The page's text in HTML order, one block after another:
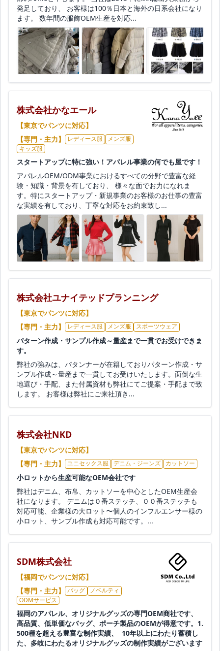
発足しており、 お客様は100％日本と海外の日系会社になり
ます。 数年間の服飾OEM生産を対応...
株式会社かなエール
【東京でパンツに対応】
【専門・主力】
レディース服
メンズ服
キッズ服
スタートアップに特に強い！アパレル事業の何でも屋です！
アパレルOEM/ODM事業におけるすべての分野で豊富な経
験・知識・背景を有しており、 様々な面でお力になれま
す。特にスタートアップ・新規事業のお客様のお仕事の豊富
な実績を有しており、丁寧な対応をお約束致し...
株式会社ユナイテッドプランニング
【東京でパンツに対応】
【専門・主力】
レディース服 メンズ服 スポーツウェア
パターン作成・サンプル作成～量産まで一貫でお受けできま
す。
弊社の強みは、パタンナーが在籍しておりパターン作成・サ
ンプル作成～量産まで一貫してお受けいたします。面倒な生
地選び・手配、また付属資材も弊社にてご提案・手配まで致
します。 お客様は弊社にご来社頂き...
株式会社NKD
【東京でパンツに対応】
【専門・主力】
ユニセックス服 デニム・ジーンズ カットソー
小ロットから生産可能なOEM会社です
弊社はデニム、布帛、カットソーを中心としたOEM生産会
社になります。 デニムは０番ステッチ、００番ステッチも
対応可能、企業様の大ロット〜個人のインフルエンサー様の
小ロット、サンプル作成も対応可能です。...
SDM株式会社
【福岡でパンツに対応】
【専門・主力】
バッグ
ノベルティ
ODMサービス
福岡のアパレル、オリジナルグッズの専門OEM商社です、
高品質、低単価なバッグ、ポーチ製品のOEMが得意です。1.
500種を超える豊富な制作実績、 10年以上にわたり蓄積し
た、多岐にわたるオリジナルグッズの制作実績がございます